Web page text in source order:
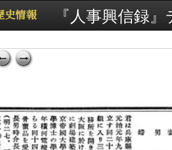
史情報 『人事興信録